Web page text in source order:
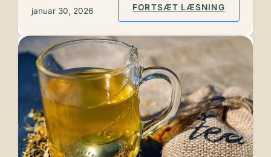
januar 30, 2026 FORTSÆT LÆSNING: BLIVER